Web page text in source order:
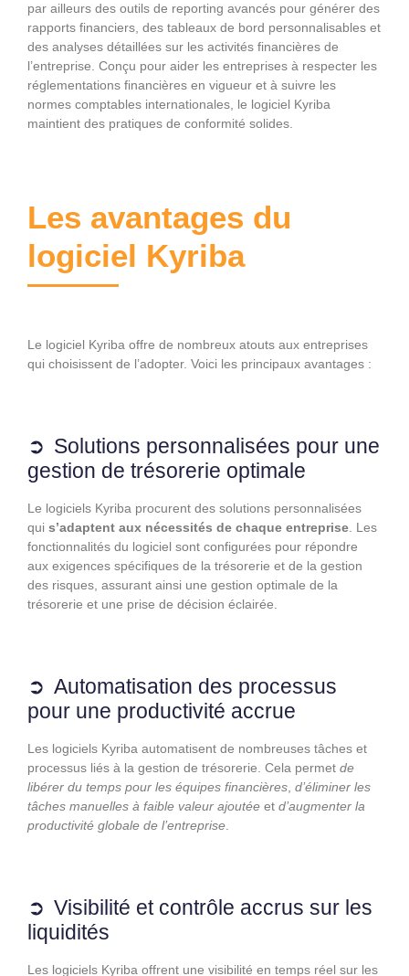
par ailleurs des outils de reporting avancés pour générer des
rapports financiers, des tableaux de bord personnalisables et
des analyses détaillées sur les activités financières de
l’entreprise. Conçu pour aider les entreprises à respecter les
réglementations financières en vigueur et à suivre les
normes comptables internationales, le logiciel Kyriba
maintient des pratiques de conformité solides.
Les avantages du
logiciel Kyriba
Le logiciel Kyriba offre de nombreux atouts aux entreprises
qui choisissent de l’adopter. Voici les principaux avantages :
Solutions personnalisées pour une
gestion de trésorerie optimale
Le logiciels Kyriba procurent des solutions personnalisées
qui s’adaptent aux nécessités de chaque entreprise . Les
fonctionnalités du logiciel sont configurées pour répondre
aux exigences spécifiques de la trésorerie et de la gestion
des risques, assurant ainsi une gestion optimale de la
trésorerie et une prise de décision éclairée.
Automatisation des processus
pour une productivité accrue
Les logiciels Kyriba automatisent de nombreuses tâches et
processus liés à la gestion de trésorerie. Cela permet de
libérer du temps pour les équipes financières d’éliminer les
tâches manuelles à faible valeur ajoutée et d’augmenter la
productivité globale de l’entreprise
Visibilité et contrôle accrus sur les
liquidités
Les logiciels Kyriba offrent une visibilité en temps réel sur les